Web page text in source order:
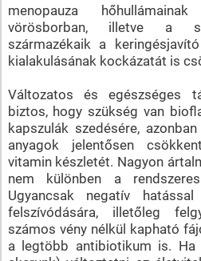
menopauza
vörösborban, illetve a
származékaik a
kialakulásának kockázatát is
Változatos és egészséges
biztos, hogy szükség van
kapszulák szedésére,
anyagok jelentősen
vitamin készletét. Nagyon
nem különben a
Ugyancsak negatív
felszívódására, illetőleg
számos vény nélkül kapható
a legtöbb antibiotikum is. Ha